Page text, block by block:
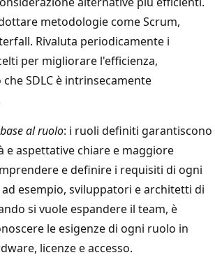
metodologie come Scrum,
Rivaluta periodicamente i
per migliorare l'efficienza,
SDLC è intrinsecamente
al ruolo: i ruoli definiti garantiscono
e aspettative chiare e maggiore
e definire i requisiti di ogni
esempio, sviluppatori e architetti di
si vuole espandere il team, è
le esigenze di ogni ruolo in
licenze e accesso.